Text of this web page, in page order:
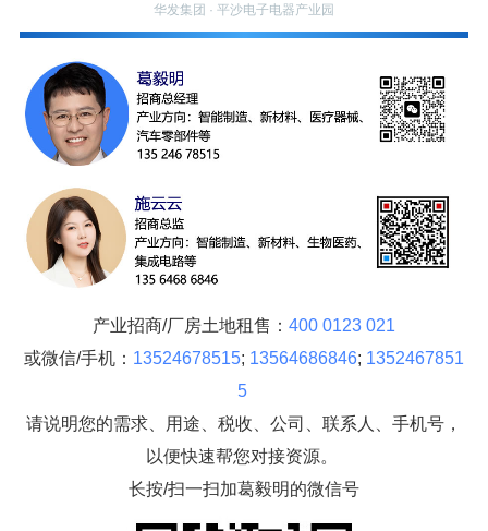
华发集团 · 平沙电子电器产业园
产业招商/厂房土地租售： 400 0123 021
或微信/手机： 13524678515; 13564686846; 1352467851
5
请说明您的需求、用途、税收、公司、联系人、手机号，
以便快速帮您对接资源。
长按/扫一扫加葛毅明的微信号